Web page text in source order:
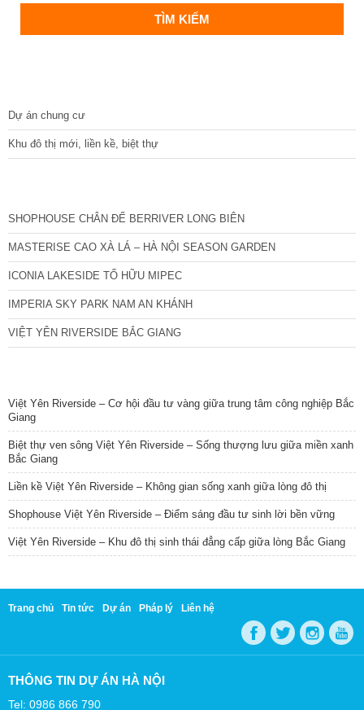
Dự án chung cư
Khu đô thị mới, liền kề, biệt thự
SHOPHOUSE CHÂN ĐẾ BERRIVER LONG BIÊN
MASTERISE CAO XÀ LÁ – HÀ NỘI SEASON GARDEN
ICONIA LAKESIDE TỐ HỮU MIPEC
IMPERIA SKY PARK NAM AN KHÁNH
VIỆT YÊN RIVERSIDE BẮC GIANG
Việt Yên Riverside – Cơ hội đầu tư vàng giữa trung tâm công nghiệp Bắc
Giang
Biệt thự ven sông Việt Yên Riverside – Sống thượng lưu giữa miền xanh
Bắc Giang
Liền kề Việt Yên Riverside – Không gian sống xanh giữa lòng đô thị
Shophouse Việt Yên Riverside – Điểm sáng đầu tư sinh lời bền vững
Việt Yên Riverside – Khu đô thị sinh thái đẳng cấp giữa lòng Bắc Giang
Trang chủ Tin tức Dự án Pháp lý Liên hệ
THÔNG TIN DỰ ÁN HÀ NỘI
Tel: 0986 866 790